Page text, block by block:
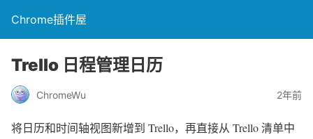
Chrome插件屋
Trello 日程管理日历
ChromeWu 2年前
将日历和时间轴视图新增到 Trello，再直接从 Trello 清单中